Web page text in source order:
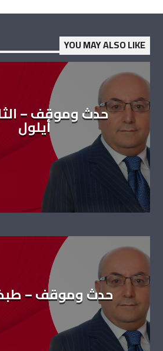
YOU MAY ALSO LIKE
حدث وموقف –
أيلول
حدث وموقف –